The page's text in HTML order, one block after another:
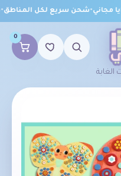
مجاني•شحن سريع لكل المناطق•
0
الغابة